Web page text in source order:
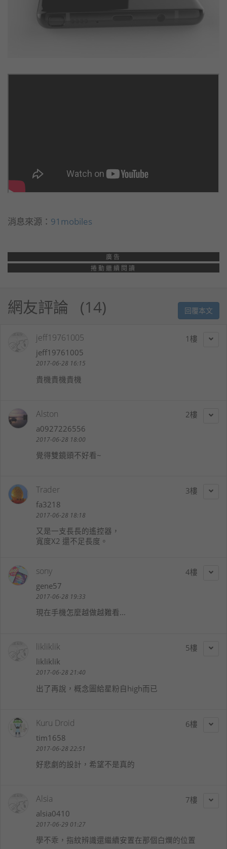
消息來源： 91mobiles
廣告
捲動繼續閱讀
網友評論 14 回覆本文
1
jeff19761005
jeff19761005
2017-06-28 16:15
貴機貴機貴機
2
Alston
a0927226556
2017-06-28 18:00
覺得雙鏡頭不好看~
3
Trader
fa3218
2017-06-28 18:18
又是一支長長的遙控器，
寬度X2 還不足長度。
4
sony
gene57
2017-06-28 19:33
現在手機怎麼越做越難看...
5
likliklik
likliklik
2017-06-28 21:40
出了再說，概念圖給星粉自high而已
6
Kuru Droid
tim1658
2017-06-28 22:51
好悲劇的設計，希望不是真的
7
Alsia
alsia0410
2017-06-29 01:27
學不乖，指紋辨識還繼續安置在那個白爛的位置